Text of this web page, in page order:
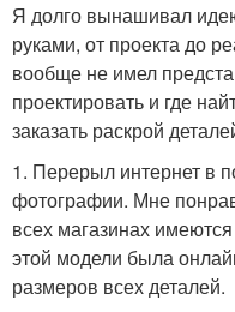
Я долго вынашивал
руками, от проекта до
вообще не имел
проектировать и где
заказать раскрой
1. Перерыл интернет в
фотографии. Мне
всех магазинах
этой модели была
размеров всех деталей.